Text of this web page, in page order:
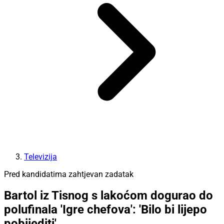
Televizija
Pred kandidatima zahtjevan zadatak
Bartol iz Tisnog s lakoćom dogurao do
polufinala 'Igre chefova': 'Bilo bi lijepo